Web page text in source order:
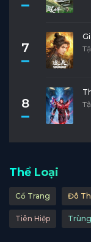
7
8
Thể Loại
Cổ Trang Đô
Tiên Hiệp